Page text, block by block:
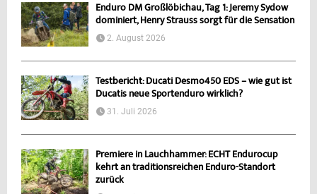
Enduro DM Großlöbichau, Tag 1: Jeremy Sydow
dominiert, Henry Strauss sorgt für die Sensation
2. August 2026
Testbericht: Ducati Desmo450 EDS – wie gut ist
Ducatis neue Sportenduro wirklich?
31. Juli 2026
Premiere in Lauchhammer: ECHT Endurocup
kehrt an traditionsreichen Enduro-Standort
zurück